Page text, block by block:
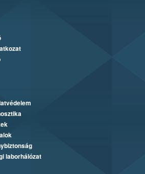
laborhálózat